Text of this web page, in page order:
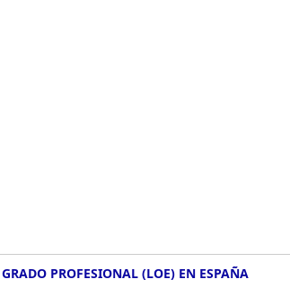
PROFESIONAL (LOE) EN ESPAÑA